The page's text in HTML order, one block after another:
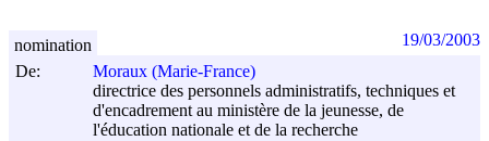
De:
Moraux (Marie-France)
directrice des personnels administratifs, techniques et
d'encadrement au ministère de la jeunesse, de
l'éducation nationale et de la recherche
nomination 19/03/2003